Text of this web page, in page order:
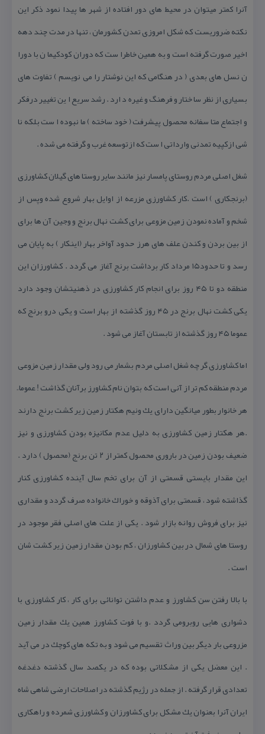
آنرا كمتر میتوان در محیط های دور افتاده از شهر ها پیدا نمود ذكر این
نكته ضروریست كه شكل امروزی تمدن كشورمان ، تنها در مدت چند دهه
اخیر صورت گرفته است و به همین خاطرا ست كه دوران كودكیما ن با دورا
ن نسل های بعدی ( در هنگامی كه این نوشتار را می نویسم ) تفاوت های
بسیاری از نظر سا ختار و فرهنگ و غیره د ارد . رشد سریع ا ین تغییر درفكر
و اجتماع متا سفانه محصول پیشرفت ( خود ساخته ) ما نبوده ا ست بلكه نا
شی ازكپیه تمدنی وارداتی ا ست كه ازتوسعه غرب و گرفته می شده .
شغل اصلی مردم روستای پامسار نیز مانند سایر روستا های گیلان كشاورزی
(برنجكاری ) است .كار كشاورزی مزرعه از اوایل بهار شروع شده وپس از
شخم و آماده نمودن زمین مزوعی برای كشت نهال برنج و وجین آن ها برای
از بین بردن و كندن علف های هرز حدود آواخر بهار (اینكار ) به پایان می
رسد و تا حدود۱۵ مرداد كار برداشت برنج آغاز می گردد . كشاورزان این
منطقه دو تا ۴۵ روز برای انجام كار كشاورزی در ذهنیتشان وجود دارد
یكی كشت نهال برنج در ۴۵ روز گذشته از بهار است و یكی درو برنج كه
عموما ۴۵ روز گذشته از تابستان آغاز می شود .
اما كشاورزی گر چه شغل اصلی مردم بشمار می رود ولی مقدار زمین مزوعی
مردم منطقه كم تر از آنی است كه بتوان نام كشاورز برآنان گذاشت ! عموما ً
هر خانوار بطور میانگین دارای یك ونیم هكتار زمین زیر كشت برنج دارند
.هر هكتار زمین كشاورزی به دلیل عدم مكانیزه بودن كشاورزی و نیز
ضعیف بودن زمین در باروری محصول كمتر از ۲ تن برنج (محصول ) دارد .
این مقدار بایستی قسمتی از آن برای تخم سال آینده كشاورزی كنار
گذاشته شود ، قسمتی برای آذوقه و خوراك خانواده صرف گردد و مقداری
نیز برای فروش روانه بازار شود . یكی از علت های اصلی فقر موجود در
روستا های شمال در بین كشاورزان ، كم بودن مقدار زمین زیر كشت شان
است .
با بالا رفتن سن كشاورز و عدم داشتن توانائی برای كار ، كار كشاورزی با
دشواری هایی روبرومی گردد .و با فوت كشاورز همین یك مقدار زمین
مزروعی بار دیگر بین وراث تقسیم می شود و به تكه های كوچك در می آید
. این معضل یكی از مشكلاتی بوده كه در یكصد سال گذشته دغدغه
تعدادی قرار گرفته . از جمله در رژیم گذشته در اصلاحات ارضی شاهی شاه
ایران آنرا بعنوان یك مشكل برای كشاورزان و كشاورزی شمرده و راهكاری